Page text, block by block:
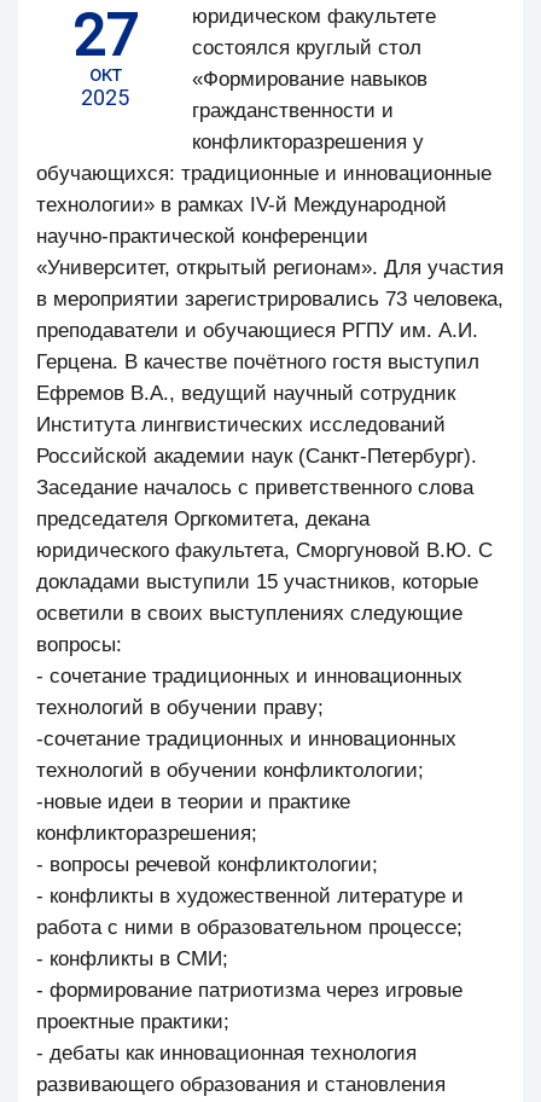
27
окт
2025
юридическом факультете
состоялся круглый стол
«Формирование навыков
гражданственности и
конфликторазрешения у
обучающихся: традиционные и инновационные
технологии» в рамках IV-й Международной
научно-практической конференции
«Университет, открытый регионам». Для участия
в мероприятии зарегистрировались 73 человека,
преподаватели и обучающиеся РГПУ им. А.И.
Герцена. В качестве почётного гостя выступил
Ефремов В.А., ведущий научный сотрудник
Института лингвистических исследований
Российской академии наук (Санкт-Петербург).
Заседание началось с приветственного слова
председателя Оргкомитета, декана
юридического факультета, Сморгуновой В.Ю. С
докладами выступили 15 участников, которые
осветили в своих выступлениях следующие
вопросы:
- сочетание традиционных и инновационных
технологий в обучении праву;
-сочетание традиционных и инновационных
технологий в обучении конфликтологии;
-новые идеи в теории и практике
конфликторазрешения;
- вопросы речевой конфликтологии;
- конфликты в художественной литературе и
работа с ними в образовательном процессе;
- конфликты в СМИ;
- формирование патриотизма через игровые
проектные практики;
- дебаты как инновационная технология
развивающего образования и становления